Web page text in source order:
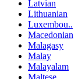
Latvian
Lithuanian
Luxembou..
Macedonian
Malagasy
Malay
Malayalam
Maltese